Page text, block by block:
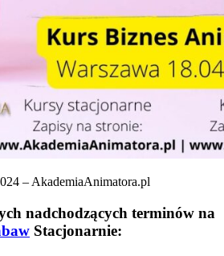
– AkademiaAnimatora.pl
nadchodzących terminów na
Stacjonarnie: